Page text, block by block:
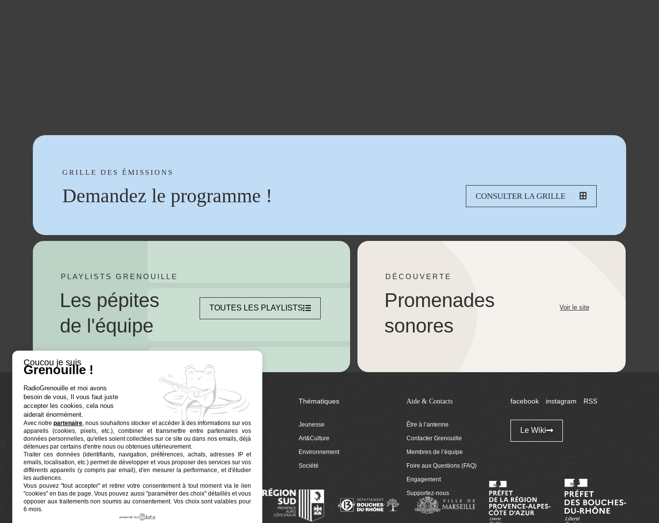
GRILLE DES ÉMISSIONS
Demandez le programme ! CONSULTER LA GRILLE
PLAYLISTS GRENOUILLE
Les pépites
de l'équipe
TOUTES LES PLAYLISTS
DÉCOUVERTE
Promenades
sonores
Voir le site
Euphonia est le partenaire producteur de Radio
Grenouille, radio associative marseillaise.
Locaux situés à la Friche Belle de Mai
41, rue Jobin — 13003 Marseille
La radio
Ré-écouter
Actualités
Programmation
Grenouille Euphonia
Thématiques
Jeunesse
Art&Culture
Environnement
Société
Aide & Contacts
Être à l’antenne
Contacter Grenouille
Membres de l’équipe
Foire aux Questions (FAQ)
Engagement
Supportez-nous
facebook instagram RSS
Le Wiki
Coucou je suis
Grenouille !
RadioGrenouille et moi avons
besoin de vous, Il vous faut juste
accepter les cookies, cela nous
aiderait énormément.
Avec notrepartenaire, nous souhaitons stocker et accéder à des informations sur vos
appareils (cookies, pixels, etc.), combiner et transmettre entre partenaires vos
données personnelles, qu'elles soient collectées sur ce site ou dans nos emails, déjà
détenues par certains d'entre nous ou obtenues ultérieurement.
Traiter ces données (identifiants, navigation, préférences, achats, adresses IP et
emails, localisation, etc.) permet de développer et vous proposer des services sur vos
différents appareils (y compris par email), d'en mesurer la performance, et d'étudier
les audiences.
Vous pouvez "tout accepter" et retirer votre consentement à tout moment via le lien
"cookies" en bas de page. Vous pouvez aussi "paramétrer des choix" détaillés et vous
opposer aux traitements non soumis au consentement. Vos choix sont valables pour
6 mois.
powered by